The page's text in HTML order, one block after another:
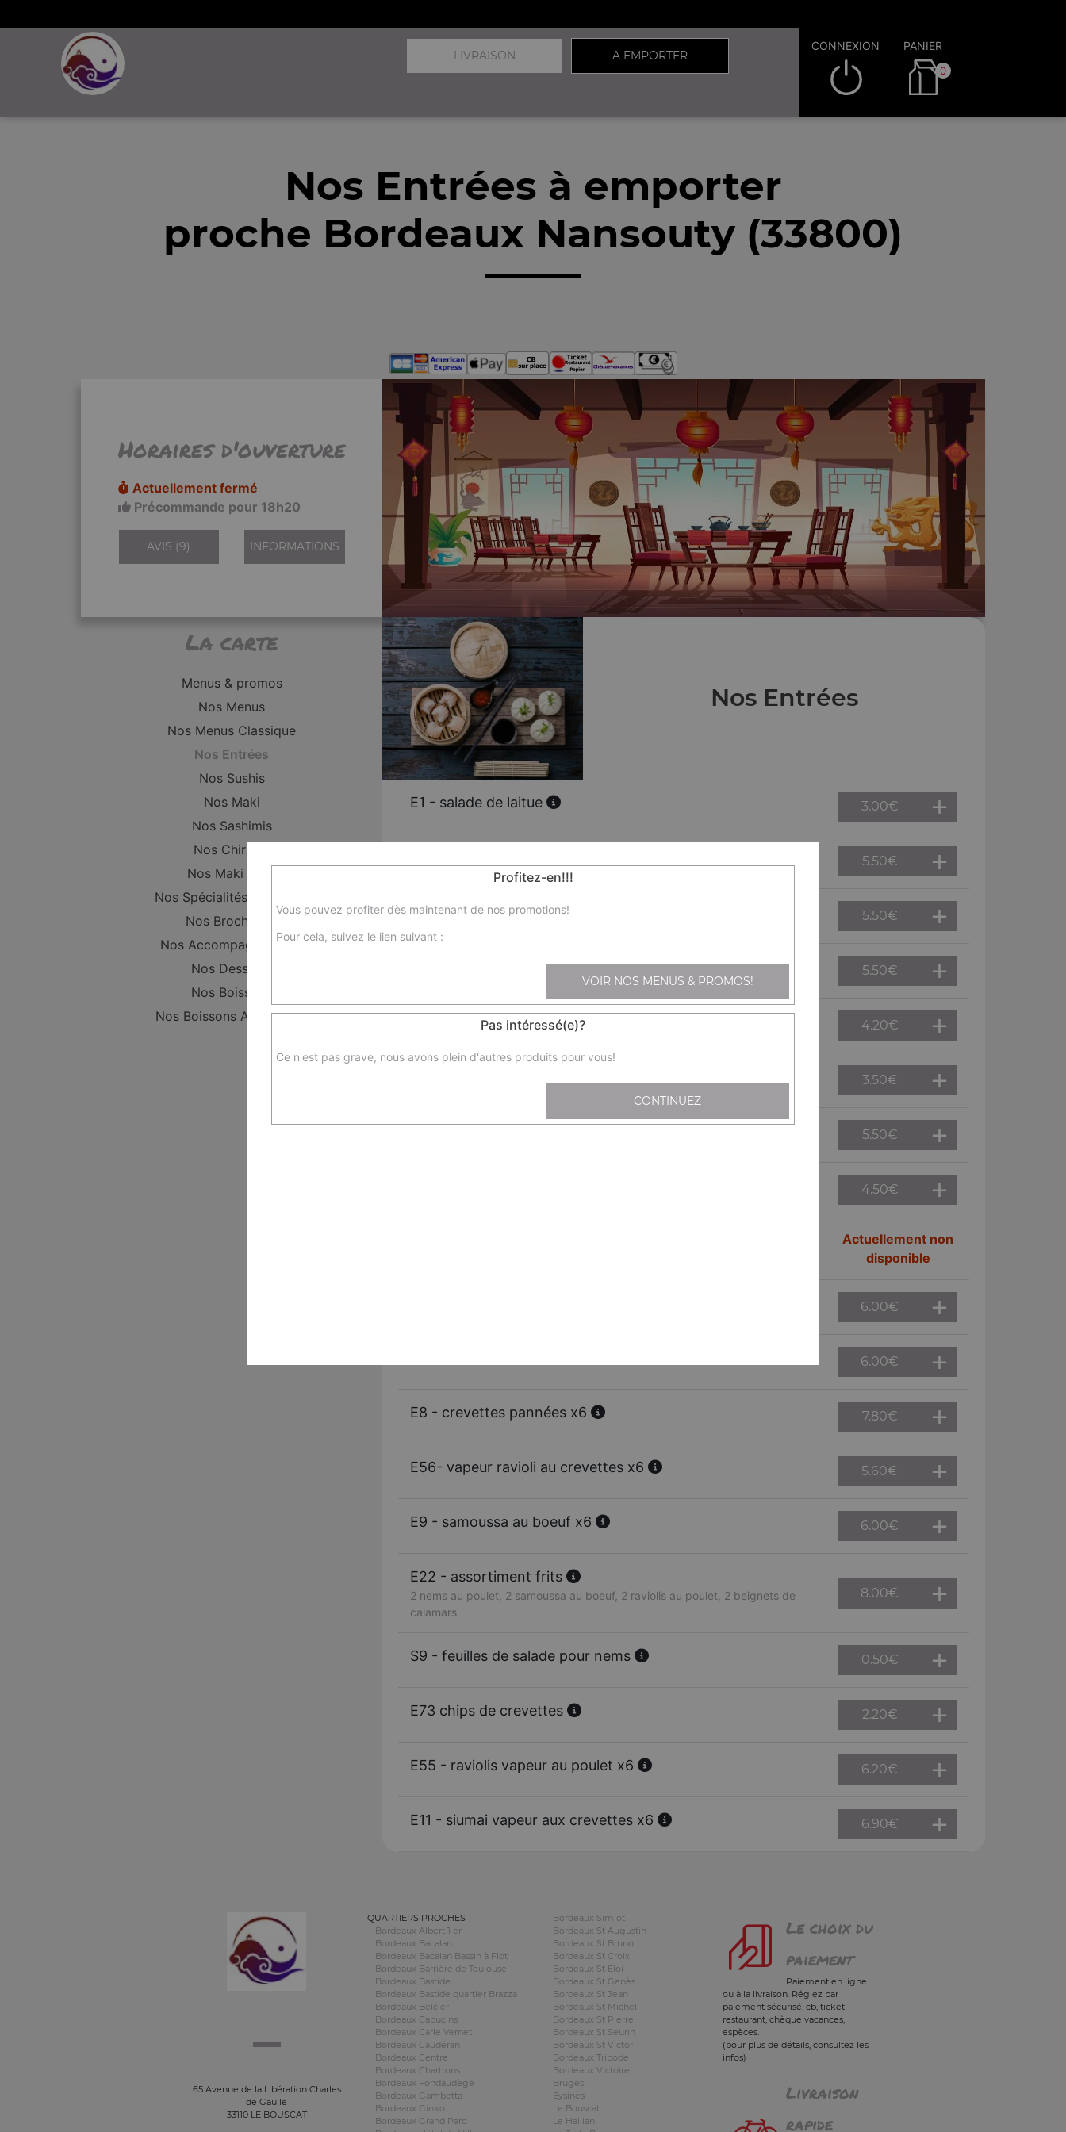
LIVRAISON A EMPORTER
CONNEXION PANIER
0
Nos Entrées à emporter
proche Bordeaux Nansouty (33800)
Horaires d'ouverture
Actuellement fermé
Précommande pour 18h20
AVIS (9) INFORMATIONS
La carte
Menus & promos
Nos Menus
Nos Menus Classique
Nos Entrées
Nos Sushis
Nos Maki
Nos Sashimis
Nos Chirashi
Nos Maki Rolls
Nos Spécialités Chinoises
Nos Brochettes
Nos Accompagnements
Nos Desserts
Nos Boissons
Nos Boissons Alcoolisées
Nos Entrées
E1 - salade de laitue 3.00€
5.50€
E3 - salade tartare saumon 5.50€
E31 - salade saumon fumé avocat 5.50€
E62 - mini boulettes de fromage x8 4.20€
3.50€
5.50€
4.50€
Actuellement non
disponible
6.00€
6.00€
E8 - crevettes pannées x6 7.80€
E56- vapeur ravioli au crevettes x6 5.60€
E9 - samoussa au boeuf x6 6.00€
E22 - assortiment frits
2 nems au poulet, 2 samoussa au boeuf, 2 raviolis au poulet, 2 beignets de
calamars
8.00€
S9 - feuilles de salade pour nems 0.50€
E73 chips de crevettes 2.20€
E55 - raviolis vapeur au poulet x6 6.20€
E11 - siumai vapeur aux crevettes x6 6.90€
65 Avenue de la Libération Charles
de Gaulle
33110 LE BOUSCAT
QUARTIERS PROCHES
Bordeaux Albert 1 er
Bordeaux Bacalan
Bordeaux Bacalan Bassin à Flot
Bordeaux Barrière de Toulouse
Bordeaux Bastide
Bordeaux Bastide quartier Brazza
Bordeaux Belcier
Bordeaux Capucins
Bordeaux Carle Vernet
Bordeaux Caudéran
Bordeaux Centre
Bordeaux Chartrons
Bordeaux Fondaudège
Bordeaux Gambetta
Bordeaux Ginko
Bordeaux Grand Parc
Bordeaux Simiot
Bordeaux St Augustin
Bordeaux St Bruno
Bordeaux St Croix
Bordeaux St Eloi
Bordeaux St Genès
Bordeaux St Jean
Bordeaux St Michel
Bordeaux St Pierre
Bordeaux St Seurin
Bordeaux St Victor
Bordeaux Tripode
Bordeaux Victoire
Bruges
Eysines
Le Bouscat
Le Haillan
Le choix du
paiement
Paiement en ligne
ou à la livraison. Réglez par
paiement sécurisé, cb, ticket
restaurant, chèque vacances,
espèces.
(pour plus de détails, consultez les
infos)
Livraison
rapide
Profitez-en!!!
Vous pouvez profiter dès maintenant de nos promotions!
Pour cela, suivez le lien suivant :
VOIR NOS MENUS & PROMOS!
Pas intéressé(e)?
Ce n'est pas grave, nous avons plein d'autres produits pour vous!
CONTINUEZ